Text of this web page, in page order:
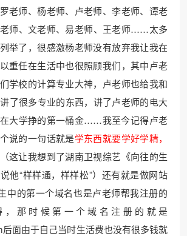
罗老师、杨老师、卢老师、李老师、谭老
师、文老师、易老师、王老师……太多
举了，很感激杨老师没有放弃我让我在
重任在生活中也很照顾我们，其中卢老
学校的计算专业大神，卢老师也给我和
了很多专业的东西，讲了卢老师的电大
大学挣的第一桶金……我至今记得卢老
说的一句话就是学东西就要学好学精，
这让我想到了湖南卫视综艺《向往的生
他“样样通，样样松”）还有就是做网站
中的第一个域名也是卢老师帮我注册的
，那时候第一个域名注册的就是
后面由于自己当时生活费也没有很多钱就